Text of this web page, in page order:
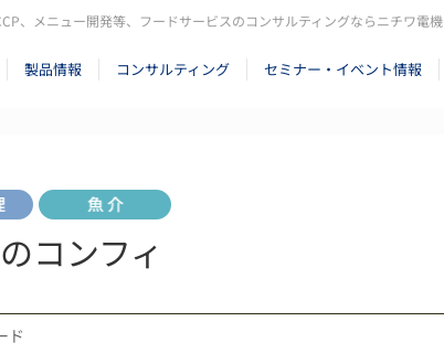
、メニュー開発等、フードサービスのコンサルティングならニチワ電機
製品情報 コンサルティング セミナー・イベント情報
コンフィ
ド